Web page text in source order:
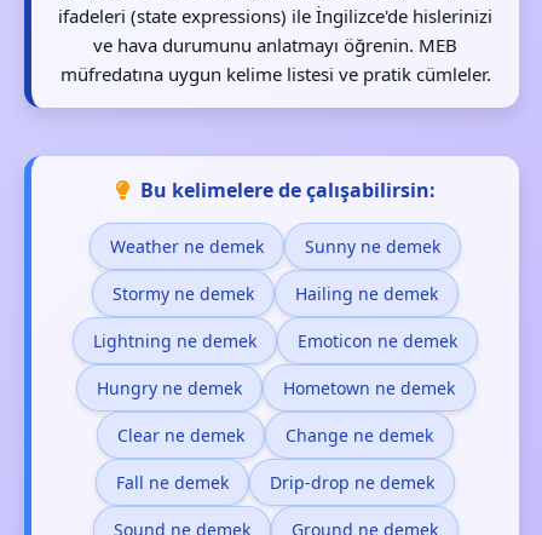
ifadeleri (state expressions) ile İngilizce'de hislerinizi
ve hava durumunu anlatmayı öğrenin. MEB
müfredatına uygun kelime listesi ve pratik cümleler.
Bu kelimelere de çalışabilirsin:
Weather ne demek Sunny ne demek
Stormy ne demek Hailing ne demek
Lightning ne demek Emoticon ne demek
Hungry ne demek Hometown ne demek
Clear ne demek Change ne demek
Fall ne demek Drip-drop ne demek
Sound ne demek Ground ne demek